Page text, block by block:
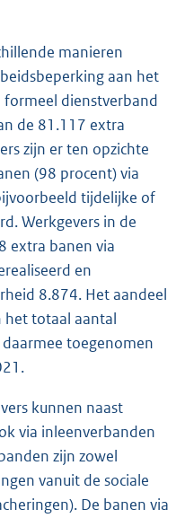
manieren
aan het
dienstverband
de 81.117 extra
zijn er ten opzichte
(98 procent) via
tijdelijke of
Werkgevers in de
extra banen via
en
8.874. Het aandeel
het totaal aantal
toegenomen
kunnen naast
via inleenverbanden
zijn zowel
vanuit de sociale
De banen via